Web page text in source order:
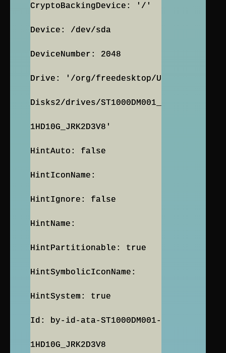
CryptoBackingDevice: '/'
Device: /dev/sda
DeviceNumber: 2048
Drive: '/org/freedesktop/U
Disks2/drives/ST1000DM001_
1HD10G_JRK2D3V8'
HintAuto: false
HintIconName:
HintIgnore: false
HintName:
HintPartitionable: true
HintSymbolicIconName:
HintSystem: true
Id: by-id-ata-ST1000DM001-
1HD10G_JRK2D3V8